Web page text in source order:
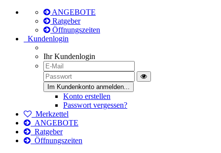
ANGEBOTE
Ratgeber
Öffnungszeiten
Kundenlogin
Ihr Kundenlogin
Konto erstellen
Passwort vergessen?
Merkzettel
ANGEBOTE
Ratgeber
Öffnungszeiten